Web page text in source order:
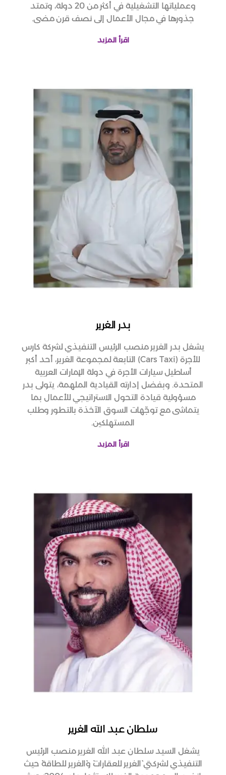
وعملياتها التشغيلية في أكثر من 20 دولة، وتمتد
جذورها في مجال الأعمال إلى نصف قرن مضى.
اقرأ المزيد
بدر الغرير
يشغل بدر الغرير منصب الرئيس التنفيذي لشركة كارس
للأجرة (Cars Taxi) التابعة لمجموعة الغرير، أحد أكبر
أساطيل سيارات الأجرة في دولة الإمارات العربية
المتحدة. وبفضل إدارته القيادية الملهمة، يتولى بدر
مسؤولية قيادة التحول الاستراتيجي للأعمال بما
يتماشى مع توجّهات السوق الآخذة بالتطور وطلب
المستهلكين.
اقرأ المزيد
سلطان عبد الله الغرير
يشغل السيد سلطان عبد الله الغرير منصب الرئيس
التنفيذي لشركتي ``الغرير للعقارات`` و``الغرير للطاقة`` حيث